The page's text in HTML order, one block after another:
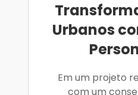
Urbanos
Em um projeto
com um